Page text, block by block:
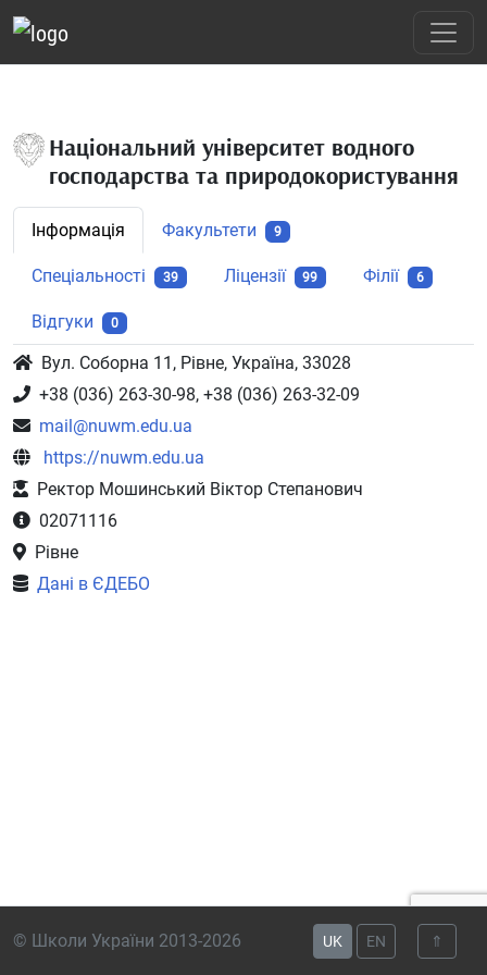
Національний університет водного
господарства та природокористування
Інформація Факультети 9
Спеціальності 39 Ліцензії 99 Філії 6
Відгуки 0
Вул. Соборна 11, Рівне, Україна, 33028
+38 (036) 263-30-98, +38 (036) 263-32-09
mail@nuwm.edu.ua
https://nuwm.edu.ua
Ректор Мошинський Віктор Степанович
02071116
Рівне
Дані в ЄДЕБО
© Школи України 2013-2026 UK EN ⇑